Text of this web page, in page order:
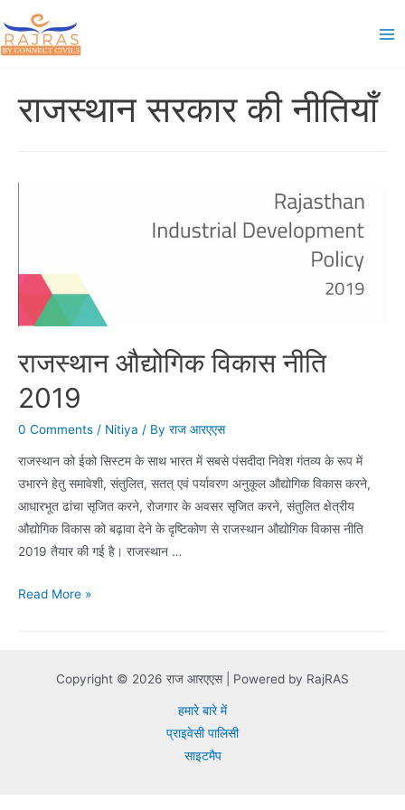
to
content
राजस्थान सरकार की नीतियाँ
राजस्थान औद्योगिक विकास नीति
2019
0 Comments / Nitiya / By राज आरएएस
राजस्थान को ईको सिस्टम के साथ भारत में सबसे पंसदीदा निवेश गंतव्य के रूप में
उभारने हेतु समावेशी, संतुलित, सतत् एवं पर्यावरण अनुकूल औद्योगिक विकास करने,
आधारभूत ढांचा सृजित करने, रोजगार के अवसर सृजित करने, संतुलित क्षेत्रीय
औद्योगिक विकास को बढ़ावा देने के दृष्टिकोण से राजस्थान औद्योगिक विकास नीति
2019 तैयार की गई है। राजस्थान …
राजस्थान
Read More »
Copyright © 2026 राज आरएएस | Powered by RajRAS
हमारे बारे में
प्राइवेसी पालिसी
साइटमैप